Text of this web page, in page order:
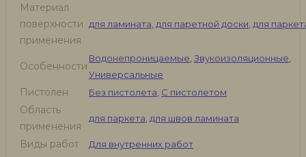
Материал
поверхности
применения
для ламината для паретной доски для
Особенности
Водонепроницаемые Звукоизоляционные
Универсальные
Пистолен Без пистолета С пистолетом
Область
применения
для паркета для швов ламината
Виды работ Для внутренних работ